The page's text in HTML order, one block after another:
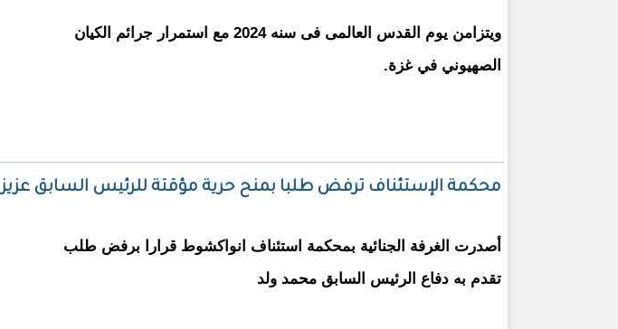
ويتزامن يوم القدس العالمی فی سنه 2024 مع استمرار جرائم الكيان
الصهيوني في غزة.
محكمة الإستئناف ترفض طلبا بمنح حرية مؤقتة للرئيس السابق عزيز
أصدرت الغرفة الجنائية بمحكمة استئناف انواكشوط قرارا برفض طلب
تقدم به دفاع الرئيس السابق محمد ولد